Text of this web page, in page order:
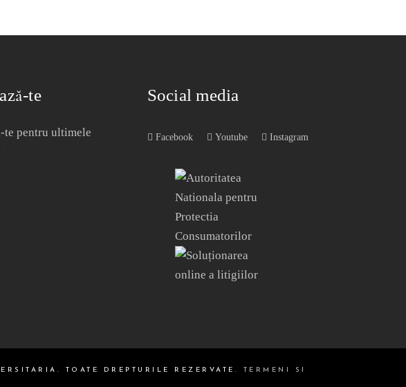
te
te pentru ultimele
Social media
Facebook Youtube Instagram
TOATE DREPTURILE REZERVATE. TERMENI SI